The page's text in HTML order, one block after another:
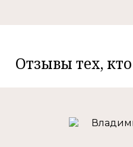
Отзывы тех,